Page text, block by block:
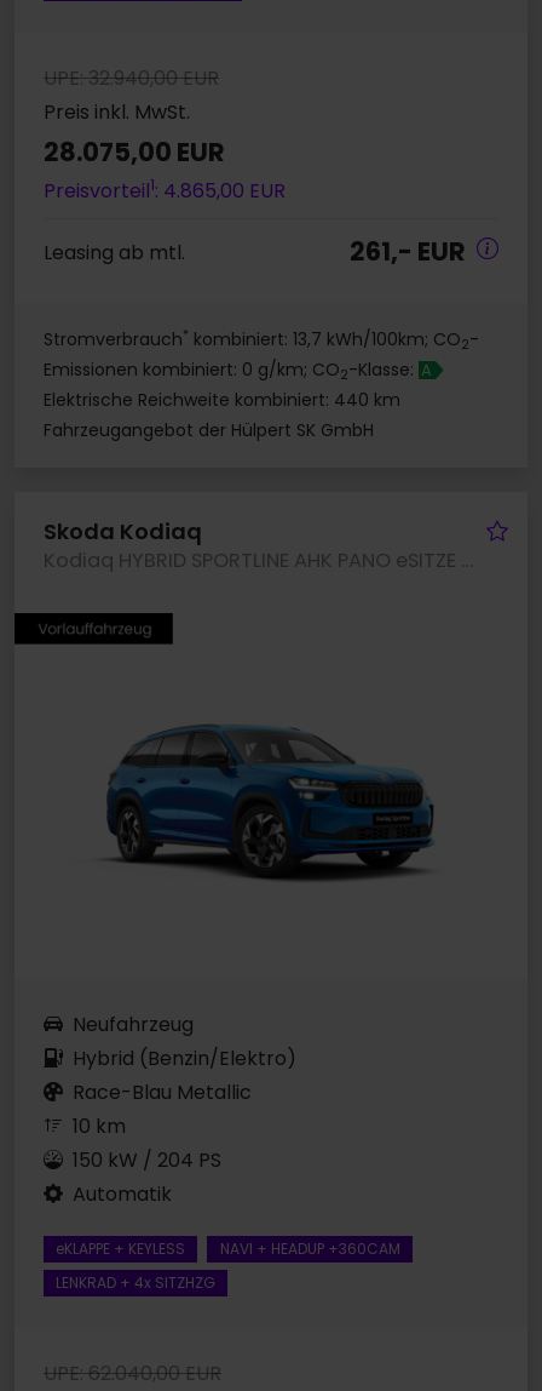
UPE: 32.940,00 EUR
Preis inkl. MwSt.
28.075,00 EUR
Preisvorteil1: 4.865,00 EUR
Leasing ab mtl. 261,- EUR
Stromverbrauch* kombiniert: 13,7 kWh/100km; CO2-
Emissionen kombiniert: 0 g/km; CO2-Klasse: A
Elektrische Reichweite kombiniert: 440 km
Fahrzeugangebot der Hülpert SK GmbH
Skoda Kodiaq
Kodiaq HYBRID SPORTLINE AHK PANO eSITZE LM19
Neufahrzeug
Hybrid (Benzin/Elektro)
Race-Blau Metallic
10 km
150 kW / 204 PS
Automatik
eKLAPPE + KEYLESS
NAVI + HEADUP +360CAM
LENKRAD + 4x SITZHZG
UPE: 62.040,00 EUR